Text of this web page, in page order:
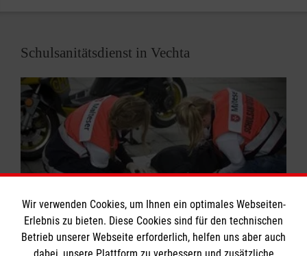
gerne eine Nachricht.
Schulsanitätsdienst in Vechta
Schulsanitäterinnen und Schulsanitäter sind in
Wir verwenden Cookies, um Ihnen ein optimales Webseiten-
Erlebnis zu bieten. Diese Cookies sind für den technischen
Betrieb unserer Webseite erforderlich, helfen uns aber auch